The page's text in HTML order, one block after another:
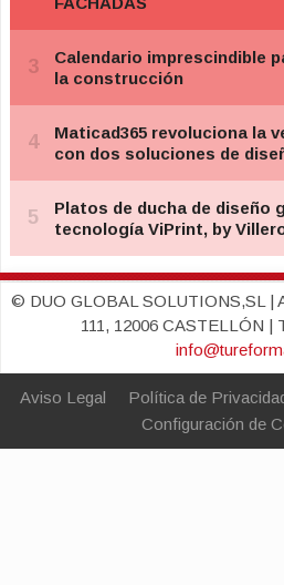
© DUO GLOBAL SOLUTIONS,SL |
111, 12006 CASTELLÓN |
Aviso Legal Política de
Configuración de